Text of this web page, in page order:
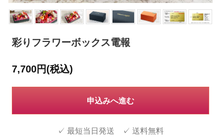
彩りフラワーボックス電報
7,700円(税込)
申込みへ進む
✓ 最短当日発送 ✓ 送料無料